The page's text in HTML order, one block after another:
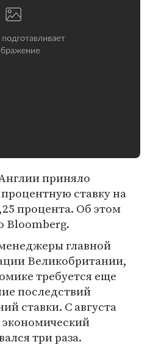
приняло
ставку на
процента. Об этом
Bloomberg.
главной
Великобритании,
требуется еще
последствий
ставки. С августа
три раза.